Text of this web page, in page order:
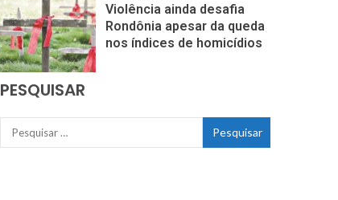
Violência ainda desafia
Rondônia apesar da queda
nos índices de homicídios
PESQUISAR